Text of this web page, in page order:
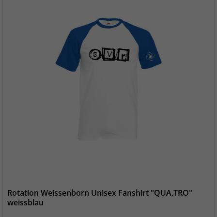
Rotation Weissenborn Unisex Fanshirt "QUA.TRO"
weissblau